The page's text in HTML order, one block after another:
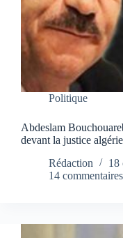
Politique
Abdeslam
devant la justice
Rédaction
18
14 commentaires